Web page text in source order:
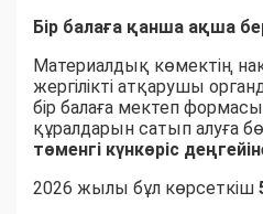
Бір балаға қанша ақша
Материалдық көмектің
жергілікті атқарушы
бір балаға мектеп
құралдарын сатып алуға
төменгі күнкөріс
2026 жылы бұл көрсеткіш